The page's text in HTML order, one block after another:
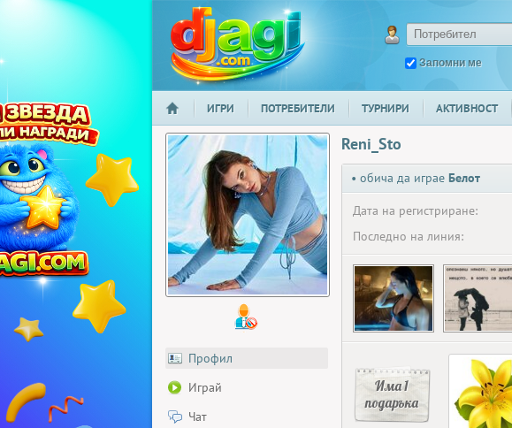
djagi.com
Запомни ме
НАЧАЛО
ИГРИ ПОТРЕБИТЕЛИ ТУРНИРИ АКТИВНОСТ
Профил
Играй
Чат
Reni_Sto
• обича да играе Белот
Дата на регистриране:
Последно на линия:
Има 1
подаръка